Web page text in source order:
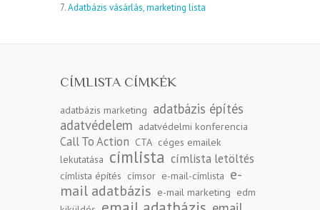
7.Adatbázis vásárlás, marketing lista
CÍMLISTA CÍMKÉK
adatbázis marketing adatbázis építés
adatvédelem adatvédelmi konferencia
Call To Action CTA céges emailek
lekutatása címlista címlista letöltés
címlista építés címsor e-mail-címlista e-
mail adatbázis e-mail marketing edm